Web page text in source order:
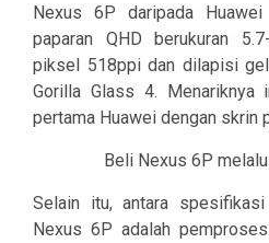
Nexus 6P daripada
paparan QHD berukuran
piksel 518ppi dan dilapisi
Gorilla Glass 4. Menariknya
pertama Huawei dengan skrin
Beli Nexus 6P
Selain itu, antara
Nexus 6P adalah